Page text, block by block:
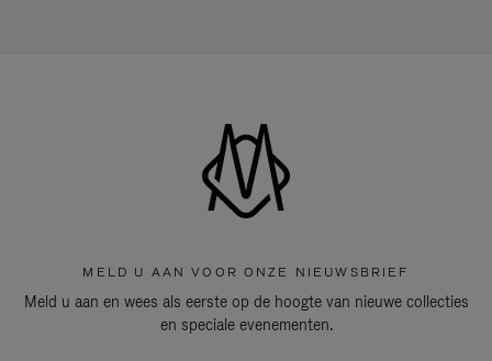
MELD U AAN VOOR ONZE NIEUWSBRIEF
Meld u aan en wees als eerste op de hoogte van nieuwe collecties
en speciale evenementen.